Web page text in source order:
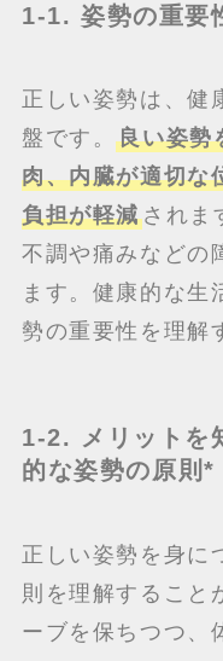
1-1. 姿勢の重要
正しい姿勢は、健
盤です。良い姿勢
肉、内臓が適切な
負担が軽減されま
不調や痛みなどの
ます。健康的な生
勢の重要性を理解
1-2. メリットを
的な姿勢の原則*
正しい姿勢を身に
則を理解すること
ーブを保ちつつ、